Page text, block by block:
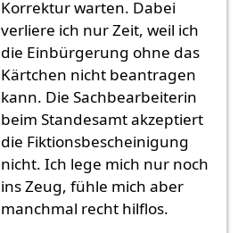
Korrektur warten. Dabei
verliere ich nur Zeit, weil ich
die Einbürgerung ohne das
Kärtchen nicht beantragen
kann. Die Sachbearbeiterin
beim Standesamt akzeptiert
die Fiktionsbescheinigung
nicht. Ich lege mich nur noch
ins Zeug, fühle mich aber
manchmal recht hilflos.